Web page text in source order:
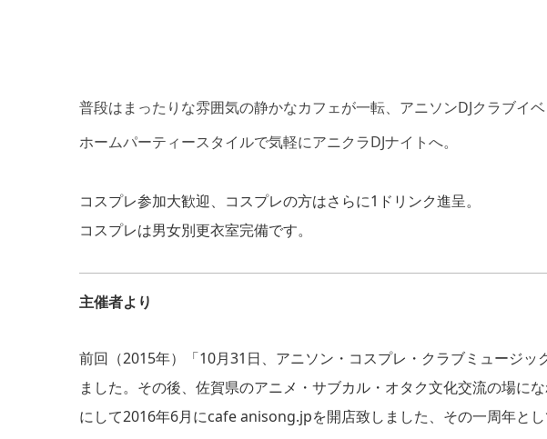
普段はまったりな雰囲気の静かなカフェが一転、アニソンDJクラブイベ
ホームパーティースタイルで気軽にアニクラDJナイトへ。
コスプレ参加大歓迎、コスプレの方はさらに1ドリンク進呈。
コスプレは男女別更衣室完備です。
主催者より
前回（2015年）「10月31日、アニソン・コスプレ・クラブミュージ
ました。その後、佐賀県のアニメ・サブカル・オタク文化交流の場に
にして2016年6月にcafe anisong.jpを開店致しました、その一周年とし